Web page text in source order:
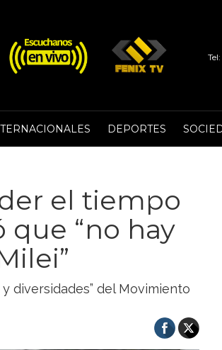
DEPORTES
el tiempo
que “no hay
diversidades” del Movimiento